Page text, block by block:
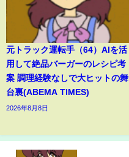
元トラック運転手（64）AIを活
用して絶品バーガーのレシピ考
案 調理経験なしで大ヒットの舞
台裏(ABEMA TIMES)
2026年8月8日